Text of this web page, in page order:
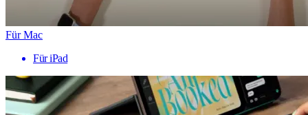
Für Mac
Für iPad